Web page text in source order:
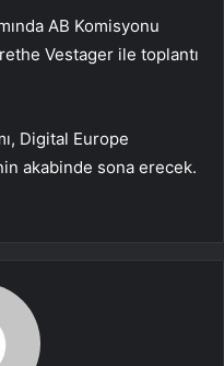
AB Komisyonu
Vestager ile toplantı
Digital Europe
akabinde sona erecek.